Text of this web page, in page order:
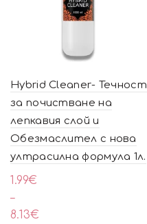
Hybrid Cleaner- Течност
за почистване на
лепкавия слой и
Обезмаслител с нова
ултрасилна формула 1л.
1.99€
–
8.13€
Price
range:
1.99€